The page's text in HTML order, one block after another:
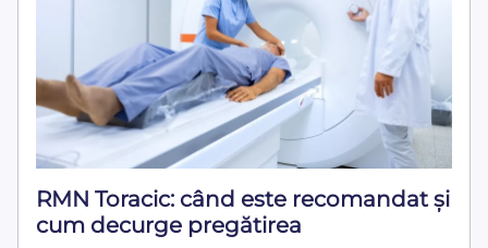
RMN Toracic: când este recomandat și
cum decurge pregătirea